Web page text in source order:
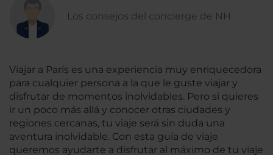
Los consejos del concierge de NH
Viajar a París es una experiencia muy enriquecedora
para cualquier persona a la que le guste viajar y
disfrutar de momentos inolvidables. Pero si quieres
ir un poco más allá y conocer otras ciudades y
regiones cercanas, tu viaje será sin duda una
aventura inolvidable. Con esta guía de viaje
queremos ayudarte a disfrutar al máximo de tu viaje